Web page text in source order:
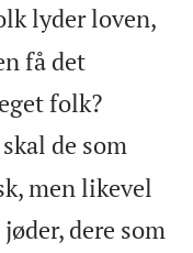
lyder loven,
få det
folk?
de som
men likevel
dere som